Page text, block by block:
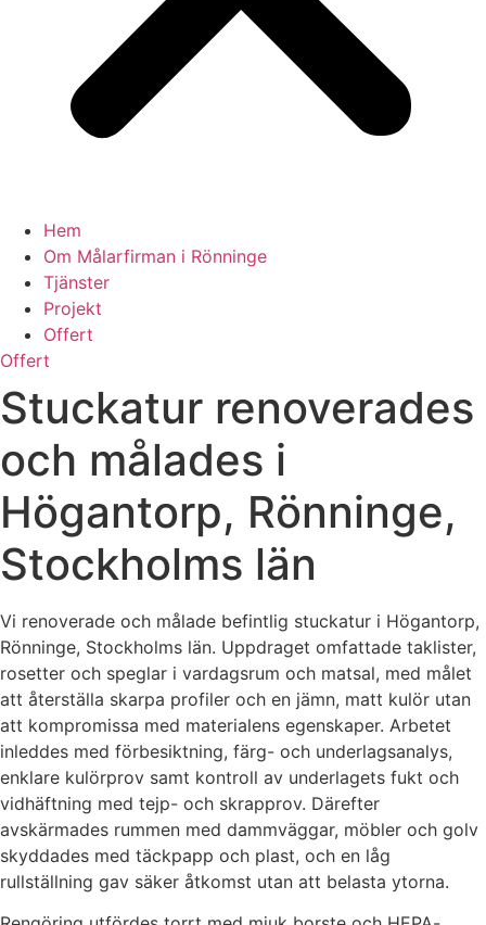
Hem
Om Målarfirman i Rönninge
Tjänster
Projekt
Offert
Offert
Stuckatur renoverades
och målades i
Högantorp, Rönninge,
Stockholms län
Vi renoverade och målade befintlig stuckatur i Högantorp,
Rönninge, Stockholms län. Uppdraget omfattade taklister,
rosetter och speglar i vardagsrum och matsal, med målet
att återställa skarpa profiler och en jämn, matt kulör utan
att kompromissa med materialens egenskaper. Arbetet
inleddes med förbesiktning, färg- och underlagsanalys,
enklare kulörprov samt kontroll av underlagets fukt och
vidhäftning med tejp- och skrapprov. Därefter
avskärmades rummen med dammväggar, möbler och golv
skyddades med täckpapp och plast, och en låg
rullställning gav säker åtkomst utan att belasta ytorna.